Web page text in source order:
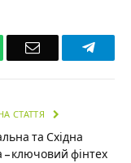
Email
СТАТТЯ
та Східна
– ключовий фінтех